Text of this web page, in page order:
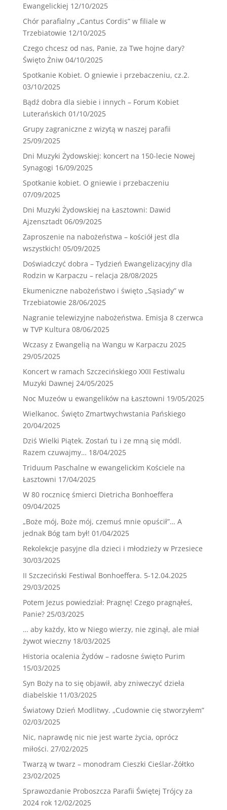
Ewangelickiej 12/10/2025
Chór parafialny „Cantus Cordis” w filiale w
Trzebiatowie 12/10/2025
Czego chcesz od nas, Panie, za Twe hojne dary?
Święto Żniw 04/10/2025
Spotkanie Kobiet. O gniewie i przebaczeniu, cz.2.
03/10/2025
Bądź dobra dla siebie i innych – Forum Kobiet
Luterańskich 01/10/2025
Grupy zagraniczne z wizytą w naszej parafii
25/09/2025
Dni Muzyki Żydowskiej: koncert na 150-lecie Nowej
Synagogi 16/09/2025
Spotkanie kobiet. O gniewie i przebaczeniu
07/09/2025
Dni Muzyki Żydowskiej na Łasztowni: Dawid
Ajzensztadt 06/09/2025
Zaproszenie na nabożeństwa – kościół jest dla
wszystkich! 05/09/2025
Doświadczyć dobra – Tydzień Ewangelizacyjny dla
Rodzin w Karpaczu – relacja 28/08/2025
Ekumeniczne nabożeństwo i święto „Sąsiady” w
Trzebiatowie 28/06/2025
Nagranie telewizyjne nabożeństwa. Emisja 8 czerwca
w TVP Kultura 08/06/2025
Wczasy z Ewangelią na Wangu w Karpaczu 2025
29/05/2025
Koncert w ramach Szczecińskiego XXII Festiwalu
Muzyki Dawnej 24/05/2025
Noc Muzeów u ewangelików na Łasztowni 19/05/2025
Wielkanoc. Święto Zmartwychwstania Pańskiego
20/04/2025
Dziś Wielki Piątek. Zostań tu i ze mną się módl.
Razem czuwajmy… 18/04/2025
Triduum Paschalne w ewangelickim Kościele na
Łasztowni 17/04/2025
W 80 rocznicę śmierci Dietricha Bonhoeffera
09/04/2025
„Boże mój, Boże mój, czemuś mnie opuścił”… A
jednak Bóg tam był! 01/04/2025
Rekolekcje pasyjne dla dzieci i młodzieży w Przesiece
30/03/2025
II Szczeciński Festiwal Bonhoeffera. 5-12.04.2025
29/03/2025
Potem Jezus powiedział: Pragnę! Czego pragnąłeś,
Panie? 25/03/2025
… aby każdy, kto w Niego wierzy, nie zginął, ale miał
żywot wieczny 18/03/2025
Historia ocalenia Żydów – radosne święto Purim
15/03/2025
Syn Boży na to się objawił, aby zniweczyć dzieła
diabelskie 11/03/2025
Światowy Dzień Modlitwy. „Cudownie cię stworzyłem”
02/03/2025
Nic, naprawdę nic nie jest warte życia, oprócz
miłości. 27/02/2025
Twarzą w twarz – monodram Cieszki Cieślar-Żółtko
23/02/2025
Sprawozdanie Proboszcza Parafii Świętej Trójcy za
2024 rok 12/02/2025